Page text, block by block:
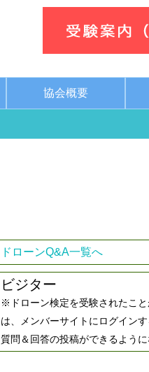
協会概要
ドローンQ&A一覧へ
ビジター
※ドローン検定を受験されたこ
は、メンバーサイトにログインす
質問＆回答の投稿ができるように